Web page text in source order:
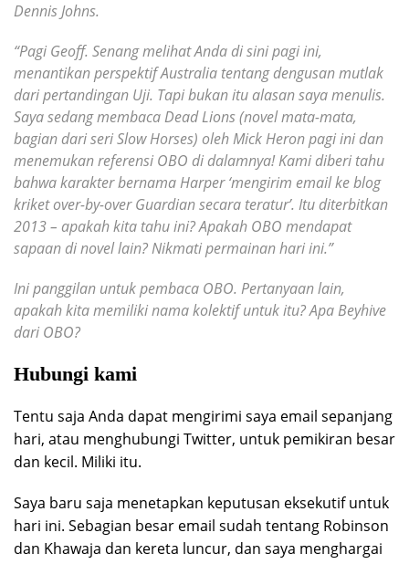
Dennis Johns.
“Pagi Geoff. Senang melihat Anda di sini pagi ini,
menantikan perspektif Australia tentang dengusan mutlak
dari pertandingan Uji. Tapi bukan itu alasan saya menulis.
Saya sedang membaca Dead Lions (novel mata-mata,
bagian dari seri Slow Horses) oleh Mick Heron pagi ini dan
menemukan referensi OBO di dalamnya! Kami diberi tahu
bahwa karakter bernama Harper ‘mengirim email ke blog
kriket over-by-over Guardian secara teratur’. Itu diterbitkan
2013 – apakah kita tahu ini? Apakah OBO mendapat
sapaan di novel lain? Nikmati permainan hari ini.”
Ini panggilan untuk pembaca OBO. Pertanyaan lain,
apakah kita memiliki nama kolektif untuk itu? Apa Beyhive
dari OBO?
Hubungi kami
Tentu saja Anda dapat mengirimi saya email sepanjang
hari, atau menghubungi Twitter, untuk pemikiran besar
dan kecil. Miliki itu.
Saya baru saja menetapkan keputusan eksekutif untuk
hari ini. Sebagian besar email sudah tentang Robinson
dan Khawaja dan kereta luncur, dan saya menghargai